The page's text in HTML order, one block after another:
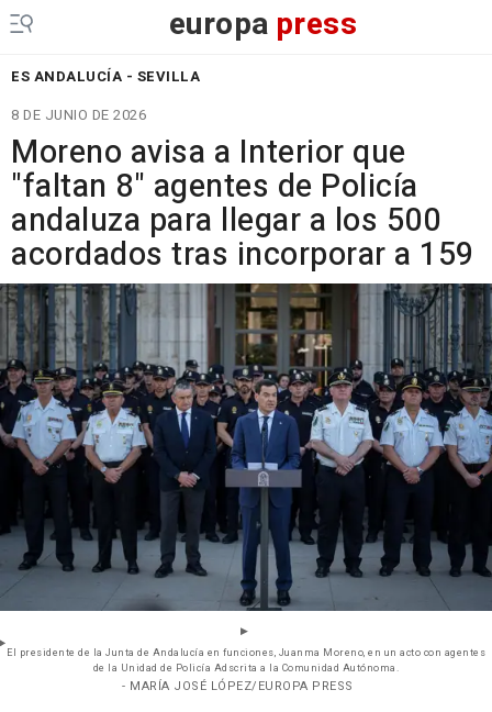
europa press
ES ANDALUCÍA - SEVILLA
8 DE JUNIO DE 2026
Moreno avisa a Interior que
"faltan 8" agentes de Policía
andaluza para llegar a los 500
acordados tras incorporar a 159
El presidente de la Junta de Andalucía en funciones, Juanma Moreno, en un acto con agentes
de la Unidad de Policía Adscrita a la Comunidad Autónoma.
- MARÍA JOSÉ LÓPEZ/EUROPA PRESS